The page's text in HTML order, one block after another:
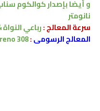
و أيضا بإصداركوالكومسناب
نانومتر
سرعة المعالج :رباعي النواة 1.4 جيجاهيرتز Cortex-A53
المعالج الرسومى:
308